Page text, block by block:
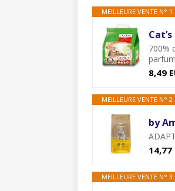
MEILLEURE VENTE N° 1
700%
parfum
8,49
MEILLEURE VENTE N° 2
14,77
MEILLEURE VENTE N° 3